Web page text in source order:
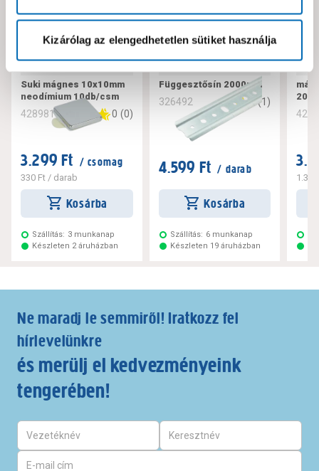
Kizárólag az elengedhetetlen sütiket használja
Suki mágnes 10x10mm
neodímium 10db/csm
428981 0 (0)
3.299 Ft / csomag
330 Ft / darab
Kosárba
Szállítás: 3 munkanap
Készleten 2 áruházban
Függesztősín 2000mm
326492 5 (1)
4.599 Ft / darab
Kosárba
Szállítás: 6 munkanap
Készleten 19 áruházban
Ne maradj le semmiről! Iratkozz fel
hírlevelünkre
és merülj el kedvezményeink
tengerében!